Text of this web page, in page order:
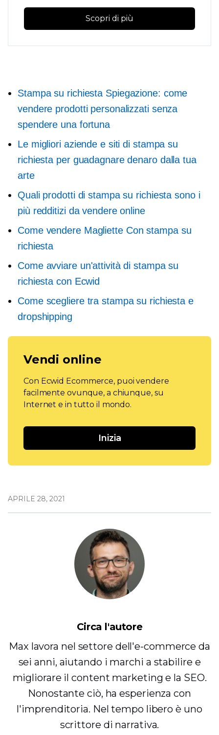
Scopri di più
Stampa su richiesta Spiegazione: come
vendere prodotti personalizzati senza
spendere una fortuna
Le migliori aziende e siti di stampa su
richiesta per guadagnare denaro dalla tua
arte
Quali prodotti di stampa su richiesta sono i
più redditizi da vendere online
Come vendere MaglietteCon stampa su
richiesta
Come avviare un'attività di stampa su
richiesta con Ecwid
Come scegliere tra stampa su richiesta e
dropshipping
Vendi online
Con Ecwid Ecommerce, puoi vendere
facilmente ovunque, a chiunque, su
Internet e in tutto il mondo.
Inizia
APRILE 28, 2021
Circa l'autore
Max lavora nel settore dell'e-commerce da
sei anni, aiutando i marchi a stabilire e
migliorare il content marketing e la SEO.
Nonostante ciò, ha esperienza con
l'imprenditoria. Nel tempo libero è uno
scrittore di narrativa.